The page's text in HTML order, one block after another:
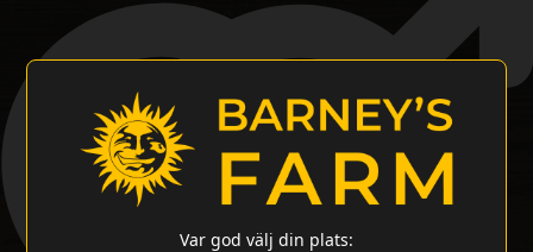
Var god välj din plats: